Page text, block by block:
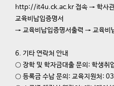
http://it4u.ck.ac.kr 접속 → 학사
교육비납입증명서
→ 교육비납입증명서출력 → 교육비
6. 기타 연락처 안내
○ 장학 및 학자금대출 문의: 학생
○ 등록금 수납 문의: 교육지원처